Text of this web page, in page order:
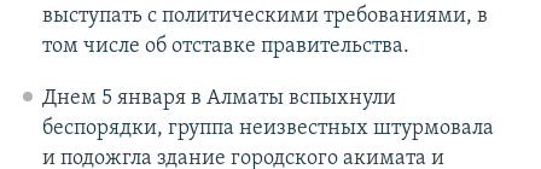
выступать с политическими требованиями, в
том числе об отставке правительства.
Днем 5 января в Алматы вспыхнули
беспорядки, группа неизвестных штурмовала
и подожгла здание городского акимата и